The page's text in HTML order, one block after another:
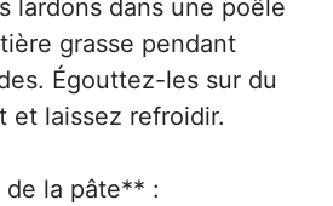
lardons dans une poêle
grasse pendant
Égouttez-les sur du
et laissez refroidir.
la pâte** :